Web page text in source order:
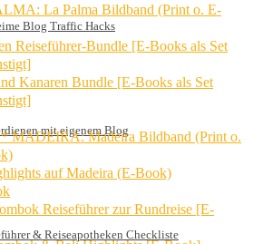
Blog Traffic Hacks
mit eigenem Blog
& Reiseapotheken Checkliste
La Palma Bildband (Print o. E-
Reiseführer-Bundle [E-Books als Set
Kanaren Bundle [E-Books als Set
MADEIRA: Madeira Bildband (Print o.
auf Madeira (E-Book)
Reiseführer zur Rundreise [E-